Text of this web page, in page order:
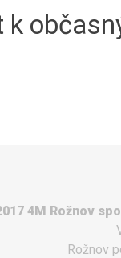
k
4M Rožnov
Rožnov